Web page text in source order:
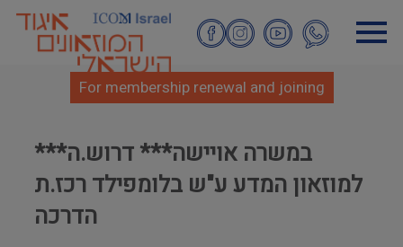
Skip
For membership renewal and joining
***במשרה אויישה*** דרוש.ה
למוזאון המדע ע"ש בלומפילד רכז.ת
הדרכה